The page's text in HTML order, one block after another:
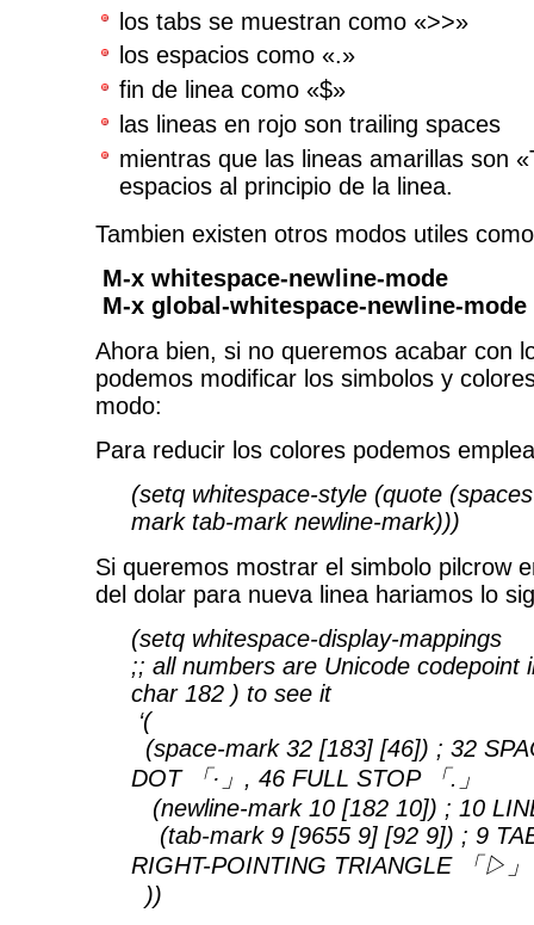
los tabs se muestran como «>>»
los espacios como «.»
fin de linea como «$»
las lineas en rojo son trailing spaces
mientras que las lineas amarillas son
espacios al principio de la linea.
Tambien existen otros modos utiles
M-x whitespace-newline-mode
M-x global-whitespace-newline-mode
Ahora bien, si no queremos acabar con
podemos modificar los simbolos y
modo:
Para reducir los colores podemos
(setq whitespace-style (quote
mark tab-mark newline-mark)))
Si queremos mostrar el simbolo pilcrow
del dolar para nueva linea hariamos lo
(setq whitespace-display-mappings
;; all numbers are Unicode codepoint
char 182 ) to see it
‘(
(space-mark 32 [183] [46]) ; 32
DOT 「·」, 46 FULL STOP 「.」
(newline-mark 10 [182 10]) ; 10
(tab-mark 9 [9655 9] [92 9]) ; 9
RIGHT-POINTING TRIANGLE 「▷」
))